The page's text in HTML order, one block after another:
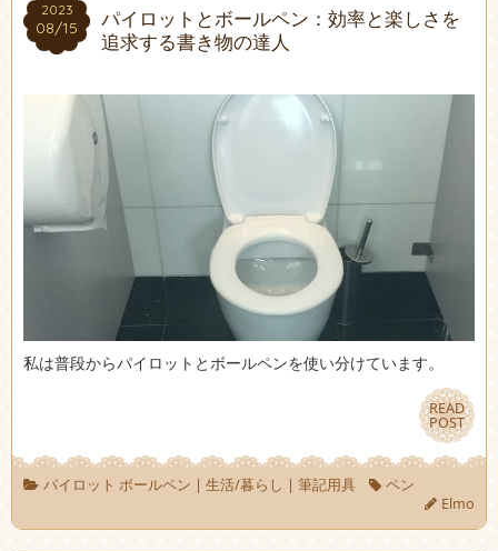
2023
08/15
2023
08/15
パイロットとボールペン：効率と楽しさを
追求する書き物の達人
私は普段からパイロットとボールペンを使い分けています。
READ
POST
READ
POST
パイロット ボールペン | 生活/暮らし | 筆記用具
ペン
Elmo